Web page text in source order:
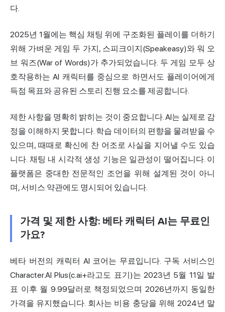
다.
2025년 1월에는 핵심 채팅 위에 구조화된 플레이를 더하기
위해 가벼운 게임 두 가지, 스피크이지(Speakeasy)와 워 오
브 워즈(War of Words)가 추가되었습니다. 두 게임 모두 상
호작용하는 AI 캐릭터를 중심으로 하면서도 플레이어에게
득점 목표와 공유된 스토리 진행 요소를 제공합니다.
제한 사항을 명확히 밝히는 것이 중요합니다. AI는 실제로 감
정을 이해하지 못합니다. 학습 데이터의 편향을 물려받을 수
있으며, 때때로 확신에 찬 어조로 사실을 지어낼 수도 있습
니다. 채팅 내 시각적 생성 기능은 일관성이 떨어집니다. 이
플랫폼은 중대한 전문적인 조언을 위해 설계된 것이 아니
며, 서비스 약관에도 명시되어 있습니다.
가격 및 제한 사항: 베타 캐릭터 AI는 무료인
가요?
베타 버전의 캐릭터 AI 코어는 무료입니다. 구독 서비스인
Character.AI Plus(c.ai+라고도 표기)는 2023년 5월 11일 발
표 이후 월 9.99달러로 책정되었으며 2026년까지 동일한
가격을 유지했습니다. 회사는 비용 충당을 위해 2024년 말